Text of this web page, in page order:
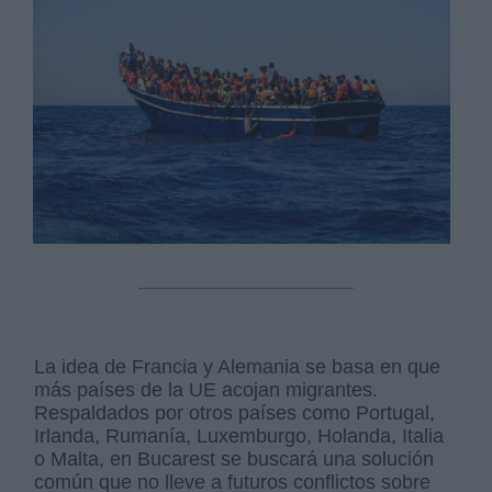
La idea de Francia y Alemania se basa en que
más países de la UE acojan migrantes.
Respaldados por otros países como Portugal,
Irlanda, Rumanía, Luxemburgo, Holanda, Italia
o Malta, en Bucarest se buscará una solución
común que no lleve a futuros conflictos sobre